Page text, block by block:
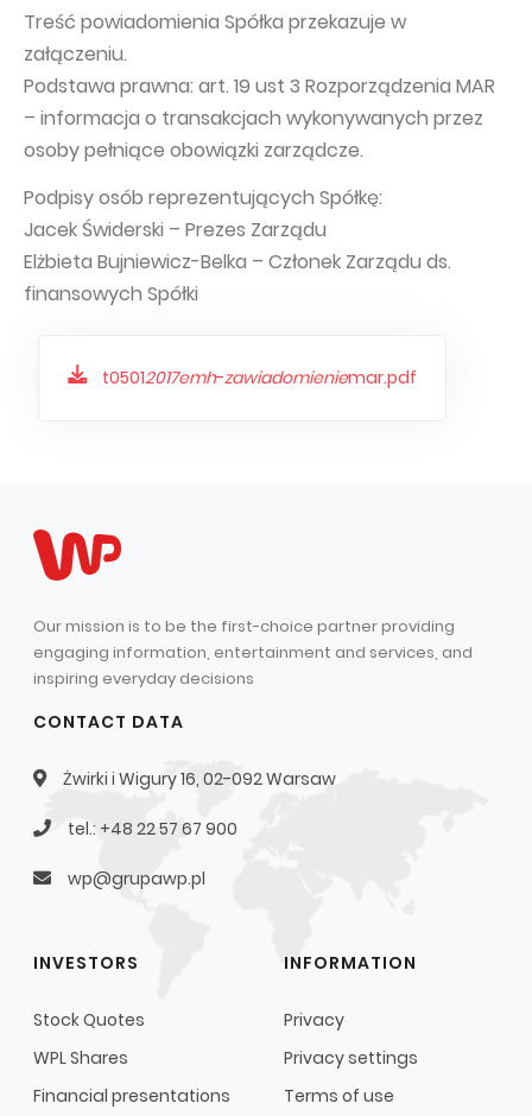
Capital Group Structure
Auditor
General meeting of Shareholders
Best practices
Remuneration policy
Treść powiadomienia Spółka przekazuje w
załączeniu.
Podstawa prawna: art. 19 ust 3 Rozporządzenia MAR
– informacja o transakcjach wykonywanych przez
osoby pełniące obowiązki zarządcze.
Podpisy osób reprezentujących Spółkę:
Jacek Świderski – Prezes Zarządu
Elżbieta Bujniewicz-Belka – Członek Zarządu ds.
finansowych Spółki
t05012017emh-zawiadomieniemar.pdf
Our mission is to be the first-choice partner providing
engaging information, entertainment and services, and
inspiring everyday decisions
CONTACT DATA
Żwirki i Wigury 16, 02-092 Warsaw
tel.: +48 22 57 67 900
wp@grupawp.pl
INVESTORS
Stock Quotes
WPL Shares
Financial presentations
INFORMATION
Privacy
Privacy settings
Terms of use